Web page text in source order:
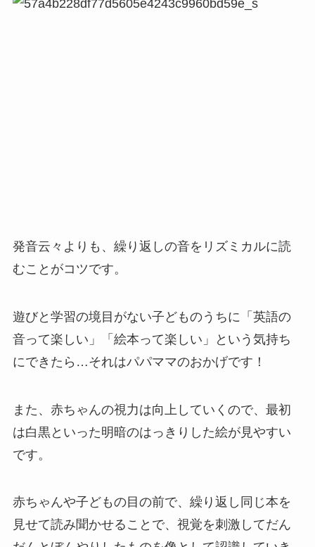
発音云々よりも、繰り返しの音をリズミカルに読
むことがコツです。
遊びと学習の境目がない子どものうちに「英語の
音って楽しい」「絵本って楽しい」という気持ち
にできたら…それはパパママのおかげです！
また、赤ちゃんの視力は向上していくので、最初
は白黒といった明暗のはっきりした絵が見やすい
です。
赤ちゃんや子どもの目の前で、繰り返し同じ本を
見せて読み聞かせることで、視覚を刺激してだん